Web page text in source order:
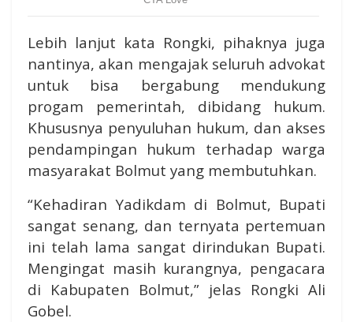
Lebih lanjut kata Rongki, pihaknya juga
nantinya, akan mengajak seluruh advokat
untuk bisa bergabung mendukung
progam pemerintah, dibidang hukum.
Khususnya penyuluhan hukum, dan akses
pendampingan hukum terhadap warga
masyarakat Bolmut yang membutuhkan.
“Kehadiran Yadikdam di Bolmut, Bupati
sangat senang, dan ternyata pertemuan
ini telah lama sangat dirindukan Bupati.
Mengingat masih kurangnya, pengacara
di Kabupaten Bolmut,” jelas Rongki Ali
Gobel.